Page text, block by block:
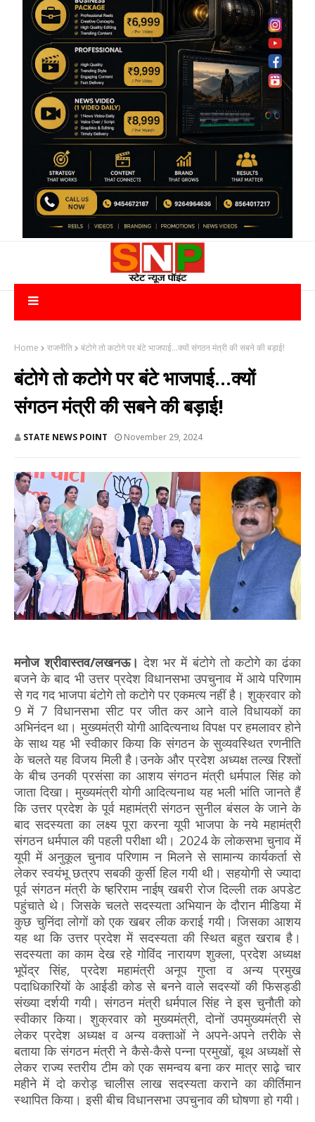
Home राजनीति बंटोगे तो कटोगे पर बंटे भाजपाई...क्यों संगठन मंत्री की सबने की बड़ाई!
बंटोगे तो कटोगे पर बंटे भाजपाई...क्यों
संगठन मंत्री की सबने की बड़ाई!
STATE NEWS POINT November 29, 2024
मनोज श्रीवास्तव/लखनऊ। देश भर में बंटोगे तो कटोगे का ढंका
बजने के बाद भी उत्तर प्रदेश विधानसभा उपचुनाव में आये परिणाम
से गद गद भाजपा बंटोगे तो कटोगे पर एकमत्य नहीं है। शुक्रवार को
9 में 7 विधानसभा सीट पर जीत कर आने वाले विधायकों का
अभिनंदन था। मुख्यमंत्री योगी आदित्यनाथ विपक्ष पर हमलावर होने
के साथ यह भी स्वीकार किया कि संगठन के सुव्यवस्थित रणनीति
के चलते यह विजय मिली है।उनके और प्रदेश अध्यक्ष तल्ख रिश्तों
के बीच उनकी प्रसंसा का आशय संगठन मंत्री धर्मपाल सिंह को
जाता दिखा। मुख्यमंत्री योगी आदित्यनाथ यह भली भांति जानते हैं
कि उत्तर प्रदेश के पूर्व महामंत्री संगठन सुनील बंसल के जाने के
बाद सदस्यता का लक्ष्य पूरा करना यूपी भाजपा के नये महामंत्री
संगठन धर्मपाल की पहली परीक्षा थी। 2024 के लोकसभा चुनाव में
यूपी में अनुकूल चुनाव परिणाम न मिलने से सामान्य कार्यकर्ता से
लेकर स्वयंभू छत्रप सबकी कुर्सी हिल गयी थी। सहयोगी से ज्यादा
पूर्व संगठन मंत्री के ष्हरिराम नाईष् खबरी रोज दिल्ली तक अपडेट
पहुंचाते थे। जिसके चलते सदस्यता अभियान के दौरान मीडिया में
कुछ चुनिंदा लोगों को एक खबर लीक कराई गयी। जिसका आशय
यह था कि उत्तर प्रदेश में सदस्यता की स्थित बहुत खराब है।
सदस्यता का काम देख रहे गोविंद नारायण शुक्ला, प्रदेश अध्यक्ष
भूपेंद्र सिंह, प्रदेश महामंत्री अनूप गुप्ता व अन्य प्रमुख
पदाधिकारियों के आईडी कोड से बनने वाले सदस्यों की फिसड्डी
संख्या दर्शयी गयी। संगठन मंत्री धर्मपाल सिंह ने इस चुनौती को
स्वीकार किया। शुक्रवार को मुख्यमंत्री, दोनों उपमुख्यमंत्री से
लेकर प्रदेश अध्यक्ष व अन्य वक्ताओं ने अपने-अपने तरीके से
बताया कि संगठन मंत्री ने कैसे-कैसे पन्ना प्रमुखों, बूथ अध्यक्षों से
लेकर राज्य स्तरीय टीम को एक समन्वय बना कर मात्र साढ़े चार
महीने में दो करोड़ चालीस लाख सदस्यता कराने का कीर्तिमान
स्थापित किया। इसी बीच विधानसभा उपचुनाव की घोषणा हो गयी।